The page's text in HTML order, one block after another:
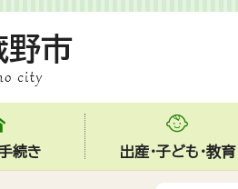
続き 出産・子ども・教育